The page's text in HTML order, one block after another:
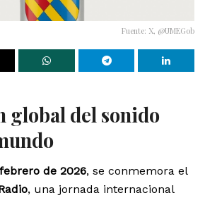
Fuente: X, @UMEGob
global del sonido
de 2026, se conmemora el
, una jornada internacional